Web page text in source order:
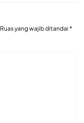
Ruas yang wajib ditandai *